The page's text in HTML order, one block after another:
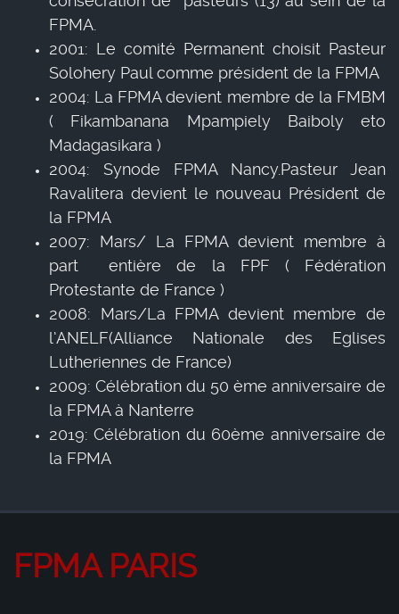
FPMA.
2001: Le comité Permanent choisit Pasteur
Solohery Paul comme président de la FPMA
2004: La FPMA devient membre de la FMBM
( Fikambanana Mpampiely Baiboly eto
Madagasikara )
2004: Synode FPMA Nancy.Pasteur Jean
Ravalitera devient le nouveau Président de
la FPMA
2007: Mars/ La FPMA devient membre à
part entière de la FPF ( Fédération
Protestante de France )
2008: Mars/La FPMA devient membre de
l’ANELF(Alliance Nationale des Eglises
Lutheriennes de France)
2009: Célébration du 50 ème anniversaire de
la FPMA à Nanterre
2019: Célébration du 60ème anniversaire de
la FPMA
FPMA PARIS